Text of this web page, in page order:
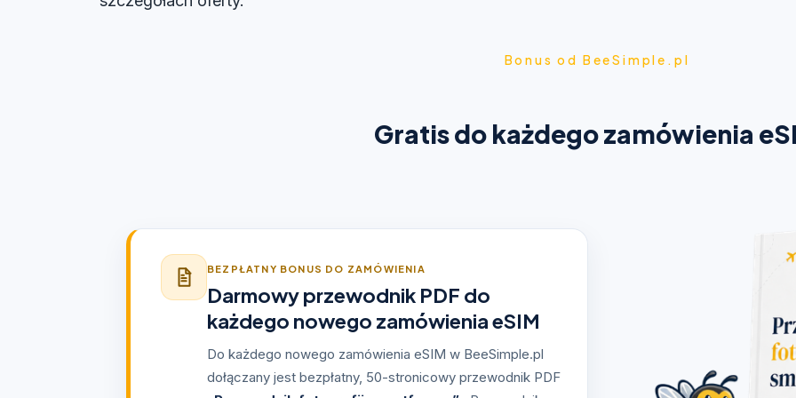
Bonus od BeeSimple.pl
Gratis do każdego zamówienia
BEZPŁATNY BONUS DO ZAMÓWIENIA
Darmowy przewodnik PDF do
każdego nowego zamówienia eSIM
Do każdego nowego zamówienia eSIM w BeeSimple.pl
dołączany jest bezpłatny, 50-stronicowy przewodnik PDF